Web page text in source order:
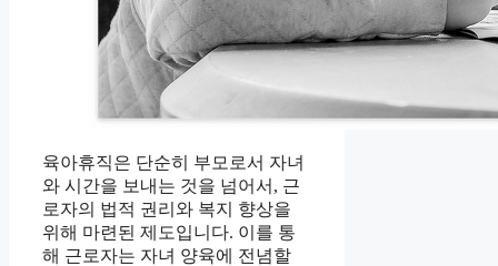
육아휴직은 단순히 부모로서 자녀
와 시간을 보내는 것을 넘어서, 근
로자의 법적 권리와 복지 향상을
위해 마련된 제도입니다. 이를 통
해 근로자는 자녀 양육에 전념할